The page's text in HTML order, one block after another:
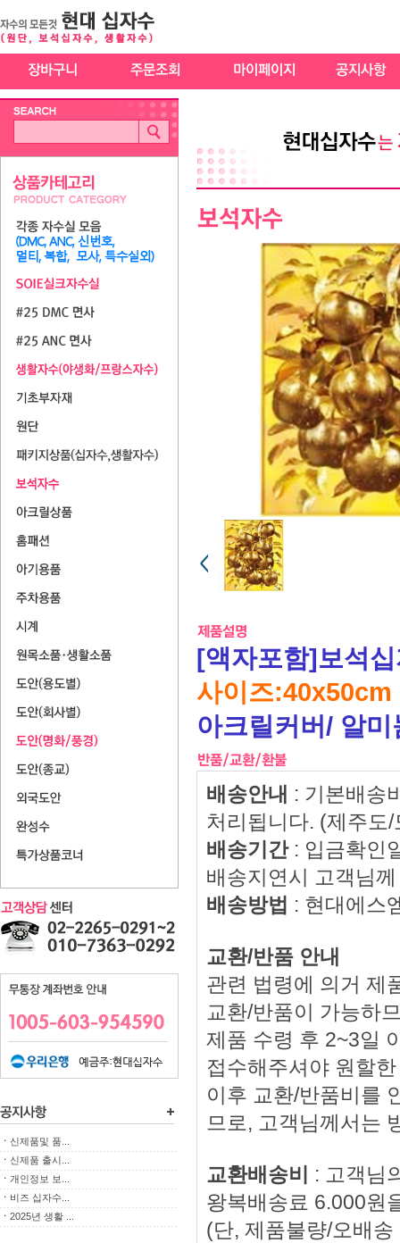
ㆍ 신제품및 품...
ㆍ 신제품 출시...
ㆍ 개인정보 보...
ㆍ 비즈 십자수...
ㆍ 2025년 생활 ...
[액자포함]보석
사이즈:40x50cm
아크릴커버/ 알
배송안내 : 기본배송
처리됩니다. (제주도
배송기간: 입금확인
배송지연시 고객님
배송방법 : 현대에스
교환/반품 안내
관련 법령에 의거 제
교환/반품이 가능하
제품 수령 후 2~3일
접수해주셔야 원할
이후 교환/반품비를
므로, 고객님께서는
교환배송비
: 고객님
왕복배송료 6.000원
(단, 제품불량/오배